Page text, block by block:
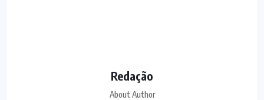
Redação
About Author